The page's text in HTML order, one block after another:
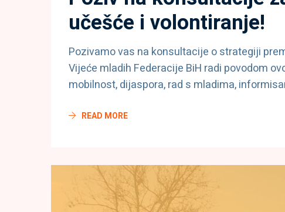
učešće i volontiranje!
Pozivamo vas na konsultacije o strategiji
Vijeće mladih Federacije BiH radi povodom
mobilnost, dijaspora, rad s mladima,
READ MORE